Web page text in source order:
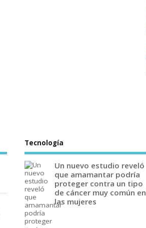
Tecnología
Un nuevo estudio reveló
que amamantar podría
proteger contra un tipo
de cáncer muy común en
las mujeres